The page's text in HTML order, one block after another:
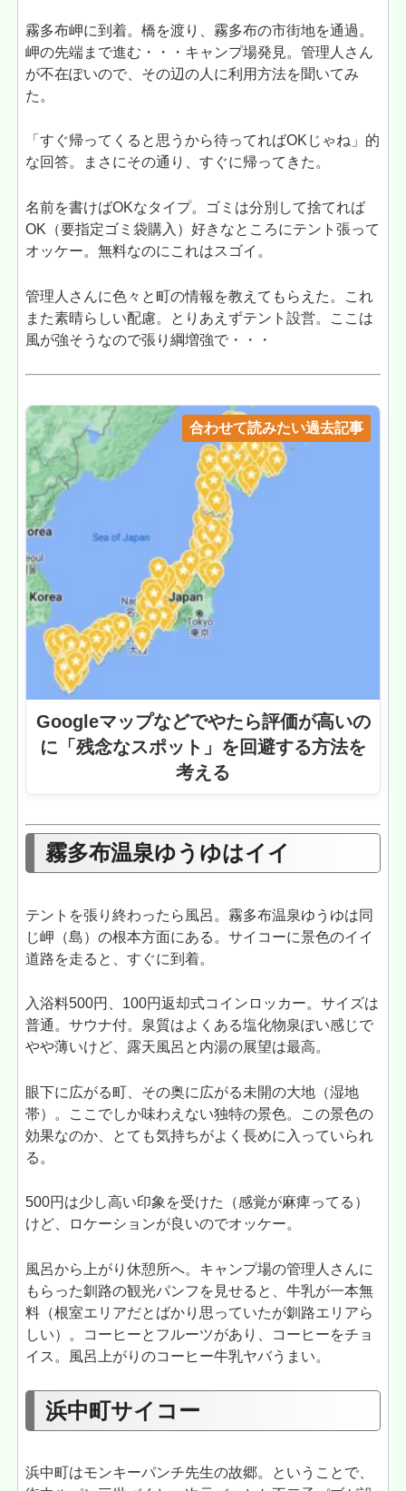
霧多布岬に到着。橋を渡り、霧多布の市街地を通過。
岬の先端まで進む・・・キャンプ場発見。管理人さん
が不在ぽいので、その辺の人に利用方法を聞いてみ
た。
「すぐ帰ってくると思うから待ってればOKじゃね」的
な回答。まさにその通り、すぐに帰ってきた。
名前を書けばOKなタイプ。ゴミは分別して捨てれば
OK（要指定ゴミ袋購入）好きなところにテント張って
オッケー。無料なのにこれはスゴイ。
管理人さんに色々と町の情報を教えてもらえた。これ
また素晴らしい配慮。とりあえずテント設営。ここは
風が強そうなので張り綱増強で・・・
合わせて読みたい過去記事
Googleマップなどでやたら評価が高いの
に「残念なスポット」を回避する方法を
考える
霧多布温泉ゆうゆはイイ
テントを張り終わったら風呂。霧多布温泉ゆうゆは同
じ岬（島）の根本方面にある。サイコーに景色のイイ
道路を走ると、すぐに到着。
入浴料500円、100円返却式コインロッカー。サイズは
普通。サウナ付。泉質はよくある塩化物泉ぽい感じで
やや薄いけど、露天風呂と内湯の展望は最高。
眼下に広がる町、その奥に広がる未開の大地（湿地
帯）。ここでしか味わえない独特の景色。この景色の
効果なのか、とても気持ちがよく長めに入っていられ
る。
500円は少し高い印象を受けた（感覚が麻痺ってる）
けど、ロケーションが良いのでオッケー。
風呂から上がり休憩所へ。キャンプ場の管理人さんに
もらった釧路の観光パンフを見せると、牛乳が一本無
料（根室エリアだとばかり思っていたが釧路エリアら
しい）。コーヒーとフルーツがあり、コーヒーをチョ
イス。風呂上がりのコーヒー牛乳ヤバうまい。
浜中町サイコー
浜中町はモンキーパンチ先生の故郷。ということで、